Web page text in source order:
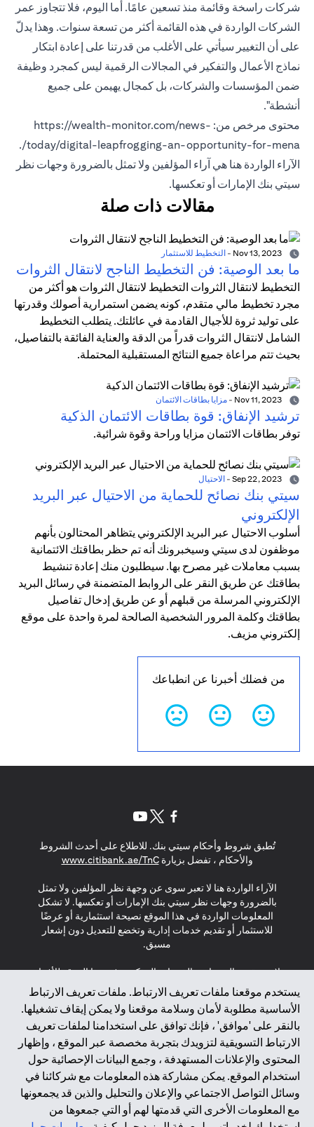
شركات راسخة وقائمة منذ تسعين عامًا. أما اليوم، فلا تتجاوز عمر
الشركات الواردة في هذه القائمة أكثر من تسعة سنوات. وهذا يدلّ
على أن التغيير سيأتي على الأغلب من قدرتنا على إعادة ابتكار
نماذج الأعمال والتفكير في المجالات الرقمية ليس كمجرد وظيفة
ضمن المؤسسات والشركات، بل كمجال يهيمن على جميع
أنشطة".
محتوى مرخص من: https://wealth-monitor.com/news-
today/digital-leapfrogging-an-opportunity-for-mena/.
الآراء الواردة هنا هي آراء المؤلفين ولا تمثل بالضرورة وجهات نظر
سيتي بنك الإمارات أو تعكسها.
مقالات ذات صلة
- التخطيط للاستثمار
ما بعد الوصية: فن التخطيط الناجح لانتقال الثروات
التخطيط لانتقال الثروات التخطيط لانتقال الثروات هو أكثر من
مجرد تخطيط مالي متقدم، كونه يضمن استمرارية أصولك وقدرتها
على توليد ثروة للأجيال القادمة في عائلتك. يتطلب التخطيط
الشامل لانتقال الثروات قدراً من الدقة والعناية الفائقة بالتفاصيل،
بحيث تتم مراعاة جميع النتائج المستقبلية المحتملة.
- مزايا بطاقات الائتمان
ترشيد الإنفاق: قوة بطاقات الائتمان الذكية
توفر بطاقات الائتمان مزايا وراحة وقوة شرائية.
- الاحتيال
سيتي بنك نصائح للحماية من الاحتيال عبر البريد
الإلكتروني
أسلوب الاحتيال عبر البريد الإلكتروني يتظاهر المحتالون بأنهم
موظفون لدى سيتي وسيخبرونك أنه تم حظر بطاقتك الائتمانية
بسبب معاملات غير مصرح بها. سيطلبون منك إعادة تنشيط
بطاقتك عن طريق النقر على الروابط المتضمنة في رسائل البريد
الإلكتروني المرسلة من قبلهم أو عن طريق إدخال تفاصيل
بطاقتك وكلمة المرور الشخصية الصالحة لمرة واحدة على موقع
إلكتروني مزيف.
من فضلك أخبرنا عن انطباعك
يستخدم موقعنا ملفات تعريف الارتباط. ملفات تعريف الارتباط
الأساسية مطلوبة لأمان وسلامة موقعنا ولا يمكن إيقاف تشغيلها.
بالنقر على 'موافق' ، فإنك توافق على استخدامنا لملفات تعريف
الارتباط التسويقية لتزويدك بتجربة مخصصة عبر الموقع ، وإظهار
المحتوى والإعلانات المستهدفة ، وجمع البيانات الإحصائية حول
استخدام الموقع. يمكن مشاركة هذه المعلومات مع شركائنا في
وسائل التواصل الاجتماعي والإعلان والتحليل والذين قد يجمعونها
مع المعلومات الأخرى التي قدمتها لهم أو التي جمعوها من
تُطبق شروط وأحكام سيتي بنك. للاطلاع على أحدث الشروط
والأحكام ، تفضل بزيارةwww.citibank.ae/TnC
in a new tab
الآراء الواردة هنا لا تعبر سوى عن وجهة نظر المؤلفين ولا تمثل
بالضرورة وجهات نظر سيتي بنك الإمارات أو تعكسها. لا تشكل
المعلومات الواردة في هذا الموقع نصيحة استثمارية أو عرضًا
للاستثمار أو تقديم خدمات إدارية وتخضع للتعديل دون إشعار
مسبق.
لا يتم تقديم المنتجات والخدمات المذكورة في هذا الموقع للأفراد
المقيمين في الاتحاد الأوروبي أو المنطقة الاقتصادية الأوروبية أو
سويسرا أو غيرنسي أو جيرسي أو موناكو أو سان مارينو أو
الفاتيكان أو جزيرة مان أو المملكة المتحدة أو خصوصية البيانات
(لائحة حماية البيانات العامة \ قانون حماية البيانات الشخصية
العامة \ قانون خصوصية نيوزيلندا). المحتوى الموجود في هذه
الصفحة ليس ولا ينبغي تفسيره على أنه عرض أو دعوة أو دعوة
لشراء أو بيع أي من المنتجات والخدمات المذكورة هنا لمثل هؤلاء
الأفراد.
*GDPR – اللائحة العامة لحماية البيانات؛ * LGPD – Lei Geral de